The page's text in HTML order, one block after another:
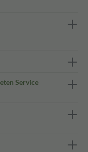
Service